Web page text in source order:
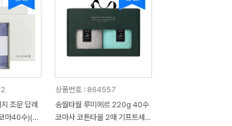
조문 답례
마40수)(쇼
상품번호 : 864557
송월타월 루미에르 220g 40수
코마사 코튼타올 2매 기프트세트